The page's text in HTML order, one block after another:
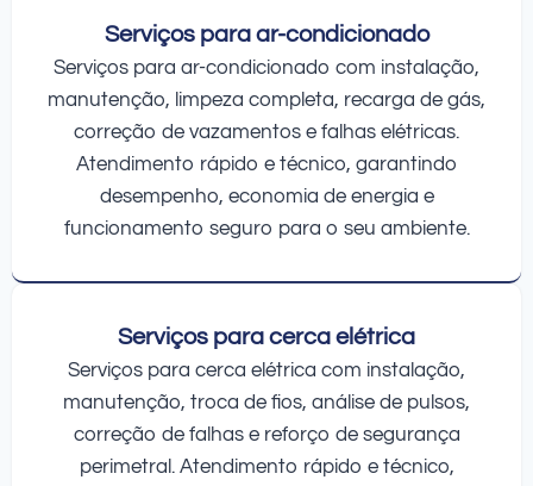
Serviços para ar-condicionado
Serviços para ar-condicionado com instalação,
manutenção, limpeza completa, recarga de gás,
correção de vazamentos e falhas elétricas.
Atendimento rápido e técnico, garantindo
desempenho, economia de energia e
funcionamento seguro para o seu ambiente.
Serviços para cerca elétrica
Serviços para cerca elétrica com instalação,
manutenção, troca de fios, análise de pulsos,
correção de falhas e reforço de segurança
perimetral. Atendimento rápido e técnico,